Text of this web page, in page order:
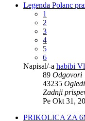
Legenda Polanc
1
2
3
4
5
6
Napisal/-a habibi
89 Odgovori
43235 Ogledi
Zadnji
Pe Okt 31,
PRIKOLICA ZA